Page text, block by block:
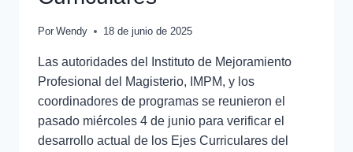
Por Wendy 18 de junio de 2025
Las autoridades del Instituto de Mejoramiento
Profesional del Magisterio, IMPM, y los
coordinadores de programas se reunieron el
pasado miércoles 4 de junio para verificar el
desarrollo actual de los Ejes Curriculares del